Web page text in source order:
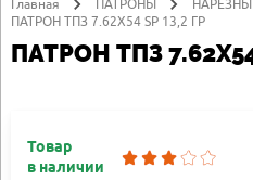
Главная ПАТРОНЫ
ПАТРОН ТПЗ 7.62Х54 SP 13,2 ГР
ПАТРОН ТПЗ
Товар
в наличии